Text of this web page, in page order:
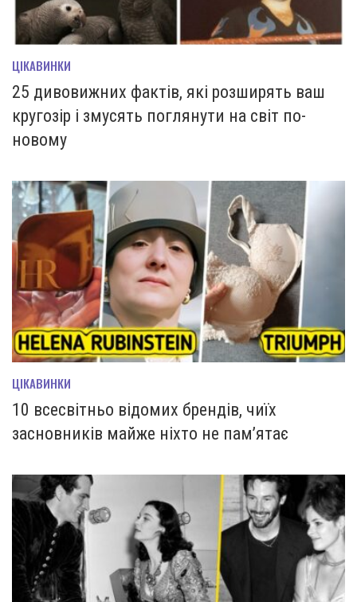
ЦІКАВИНКИ
25 дивовижних фактів, які розширять ваш
кругозір і змусять поглянути на світ по-
новому
ЦІКАВИНКИ
10 всесвітньо відомих брендів, чиїх
засновників майже ніхто не пам’ятає